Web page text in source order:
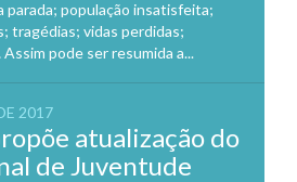
parada; população insatisfeita;
tragédias; vidas perdidas;
pode ser resumida a...
2017
atualização do
de Juventude